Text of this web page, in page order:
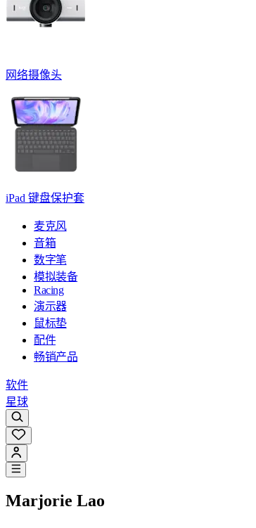
网络摄像头
iPad 键盘保护套
麦克风
音箱
数字笔
模拟装备
Racing
演示器
鼠标垫
配件
畅销产品
软件
星球
Marjorie Lao